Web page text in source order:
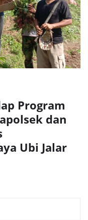
Program
dan
Ubi Jalar